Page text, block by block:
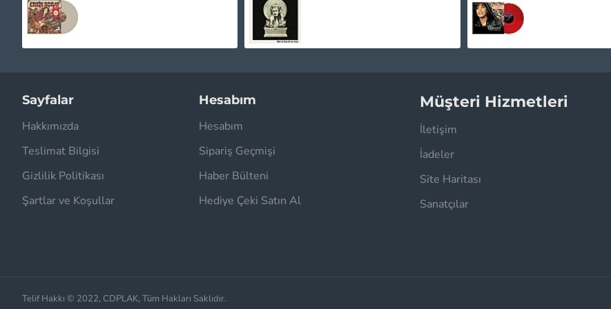
Sayfalar
Hakkımızda
Teslimat Bilgisi
Gizlilik Politikası
Şartlar ve Koşullar
Hesabım
Hesabım
Sipariş Geçmişi
Haber Bülteni
Hediye Çeki Satın Al
Müşteri Hizmetleri
İletişim
İadeler
Site Haritası
Sanatçılar
Telif Hakkı © 2022, CDPLAK, Tüm Hakları Saklıdır.